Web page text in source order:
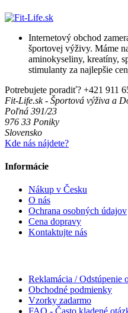
Internetový obchod
športovej výživy. Máme
aminokyseliny, kreatíny,
stimulanty za najlepšie
Potrebujete poradiť? +421 911
Fit-Life.sk - Športová výživa a
Poľná 391/23
976 33 Poniky
Slovensko
Kde nás nájdete?
Informácie
Nákup v Česku
O nás
Ochrana osobných údajov
Cena dopravy
Kontaktujte nás
Reklamácia / Odstúpenie
Obchodné podmienky
Vzorky zadarmo
FAQ - Často kladené